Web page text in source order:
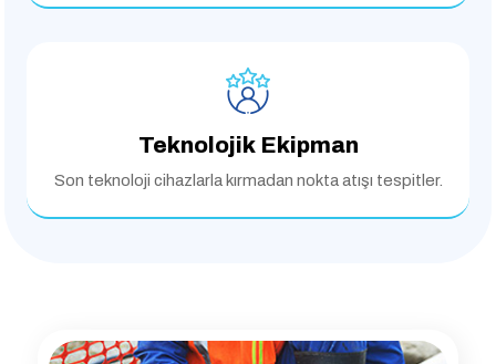
Teknolojik Ekipman
Son teknoloji cihazlarla kırmadan nokta atışı tespitler.